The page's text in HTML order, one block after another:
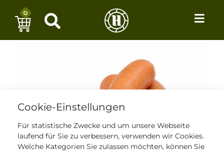
Cookie-Einstellungen
Für statistische Zwecke und um unsere Webseite
laufend für Sie zu verbessern, verwenden wir Cookies.
Welche Kategorien Sie zulassen möchten, können Sie
0